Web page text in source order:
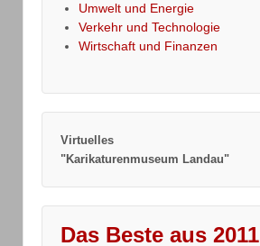
Umwelt und Energie
Verkehr und Technologie
Wirtschaft und Finanzen
Virtuelles
"Karikaturenmuseum Landau"
Das Beste aus 2011